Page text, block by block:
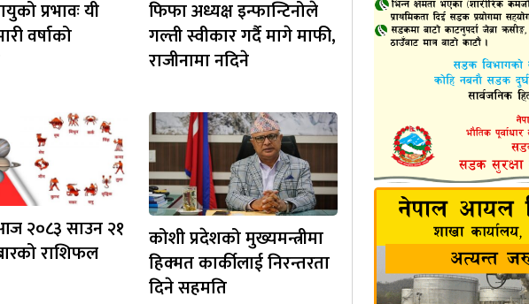
प्रभावः यी
वर्षाको
फिफा अध्यक्ष इन्फान्टिनोले
गल्ती स्वीकार गर्दै मागे माफी,
राजीनामा नदिने
२०८३ साउन २१
राशिफल
कोशी प्रदेशको मुख्यमन्त्रीमा
हिक्मत कार्कीलाई निरन्तरता
दिने सहमति